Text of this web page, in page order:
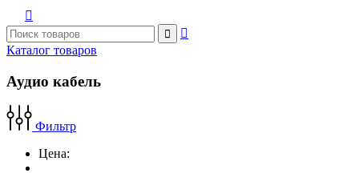



Каталог товаров
Аудио кабель
Фильтр
Цена: